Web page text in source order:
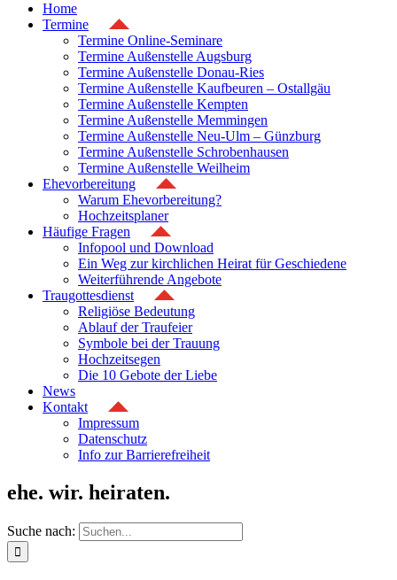
Home
Termine
Termine Online-Seminare
Termine Außenstelle Augsburg
Termine Außenstelle Donau-Ries
Termine Außenstelle Kaufbeuren – Ostallgäu
Termine Außenstelle Kempten
Termine Außenstelle Memmingen
Termine Außenstelle Neu-Ulm – Günzburg
Termine Außenstelle Schrobenhausen
Termine Außenstelle Weilheim
Ehevorbereitung
Warum Ehevorbereitung?
Hochzeitsplaner
Häufige Fragen
Infopool und Download
Ein Weg zur kirchlichen Heirat für Geschiedene
Weiterführende Angebote
Traugottesdienst
Religiöse Bedeutung
Ablauf der Traufeier
Symbole bei der Trauung
Hochzeitsegen
Die 10 Gebote der Liebe
News
Kontakt
Impressum
Datenschutz
Info zur Barrierefreiheit
ehe. wir. heiraten.
Suche nach: